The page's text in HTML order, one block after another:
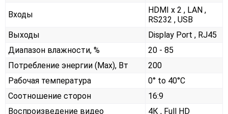
Входы
HDMI x 2 , LAN ,
RS232 , USB
Выходы
Display Port , RJ45
Диапазон влажности, %
20 - 85
Потребление энергии (Max), Вт
200
Рабочая температура
0° to 40°C
Соотношение сторон
16:9
Воспроизведение видео
4К , Full HD